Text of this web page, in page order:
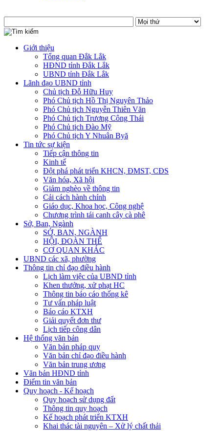
Giới thiệu
Tổng quan Đắk Lắk
HĐND tỉnh Đắk Lắk
UBND tỉnh Đắk Lắk
Lãnh đạo UBND tỉnh
Chủ tịch Đỗ Hữu Huy
Phó Chủ tịch Hồ Thị Nguyên Thảo
Phó Chủ tịch Nguyễn Thiên Văn
Phó Chủ tịch Trương Công Thái
Phó Chủ tịch Đào Mỹ
Phó Chủ tịch Y Nhuân Byă
Tin tức sự kiện
Tiếp cận thông tin
Kinh tế
Đột phá phát triển KHCN, ĐMST, CĐS
Văn hóa, Xã hội
Giảm nghèo về thông tin
Cải cách hành chính
Giáo dục, Khoa học, Công nghệ
Chương trình tái canh cây cà phê
Sở, Ban, Ngành
SỞ, BAN, NGÀNH
HỘI, ĐOÀN THỂ
CƠ QUAN KHÁC
UBND các xã, phường
Thông tin chỉ đạo điều hành
Lịch làm việc của UBND tỉnh
Khen thưởng, xử phạt HC
Thông tin báo cáo thống kê
Tư vấn pháp luật
Báo cáo KTXH
Giải quyết đơn thư
Lịch tiếp công dân
Hệ thống văn bản
Văn bản pháp quy
Văn bản chỉ đạo điều hành
Văn bản trung ương
Văn bản HĐND tỉnh
Điểm tin văn bản
Quy hoạch - Kế hoạch
Quy hoạch sử dụng đất
Thông tin quy hoạch
Kế hoạch phát triển KTXH
Khai thác tài nguyên – Xử lý chất thải